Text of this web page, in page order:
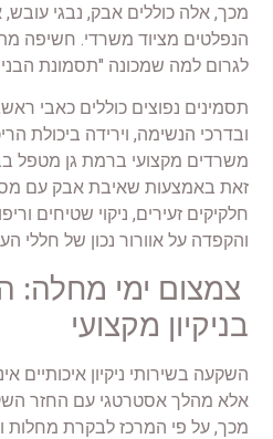
מכך, אלה כוללים אבק, נבגי עובש,
הנפלטים מציוד משרדי. חשיפה
לגרום למה שמכונה "תסמונת
תסמינים נפוצים כוללים כאבי ראש,
ובדרכי הנשימה, וירידה ביכולת
משרדים מקצועי ברמת גן מטפל
חלקיקים זעירים, ניקוי שטיחים
והקפדה על אוורור נכון של חללי
צמצום ימי מחלה:
בניקיון מקצועי
השקעה בשירותי ניקיון איכותיים